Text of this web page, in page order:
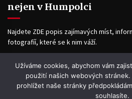
nejen v Humpolci
Najdete ZDE popis zajímavých míst,
fotografíí, které se k nim váží.
Facebook
Užíváme cookies, abychom vám
použití našich webových
prohlížet naše stránky
souhlasíte.